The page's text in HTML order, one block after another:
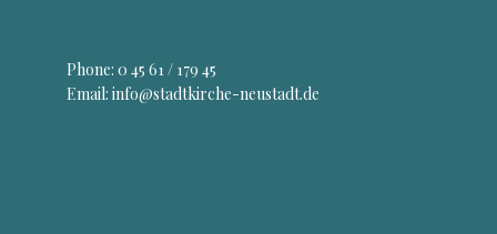
Phone: 0 45 61 / 179 45
Email: info@stadtkirche-neustadt.de